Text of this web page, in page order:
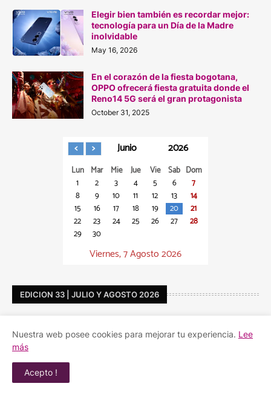
Elegir bien también es recordar mejor:
tecnología para un Día de la Madre
inolvidable
May 16, 2026
En el corazón de la fiesta bogotana,
OPPO ofrecerá fiesta gratuita donde el
Reno14 5G será el gran protagonista
October 31, 2025
Junio 2026
Lun Mar Mie Jue Vie Sab Dom
1
2 3 4 5 6
7
8
9 10 11 12 13
14
15
16 17 18 19 20
21
22
23 24 25 26 27
28
29
30
Viernes, 7 Agosto 2026
EDICION 33 | JULIO Y AGOSTO 2026
Nuestra web posee cookies para mejorar tu experiencia. Lee
más
Acepto !